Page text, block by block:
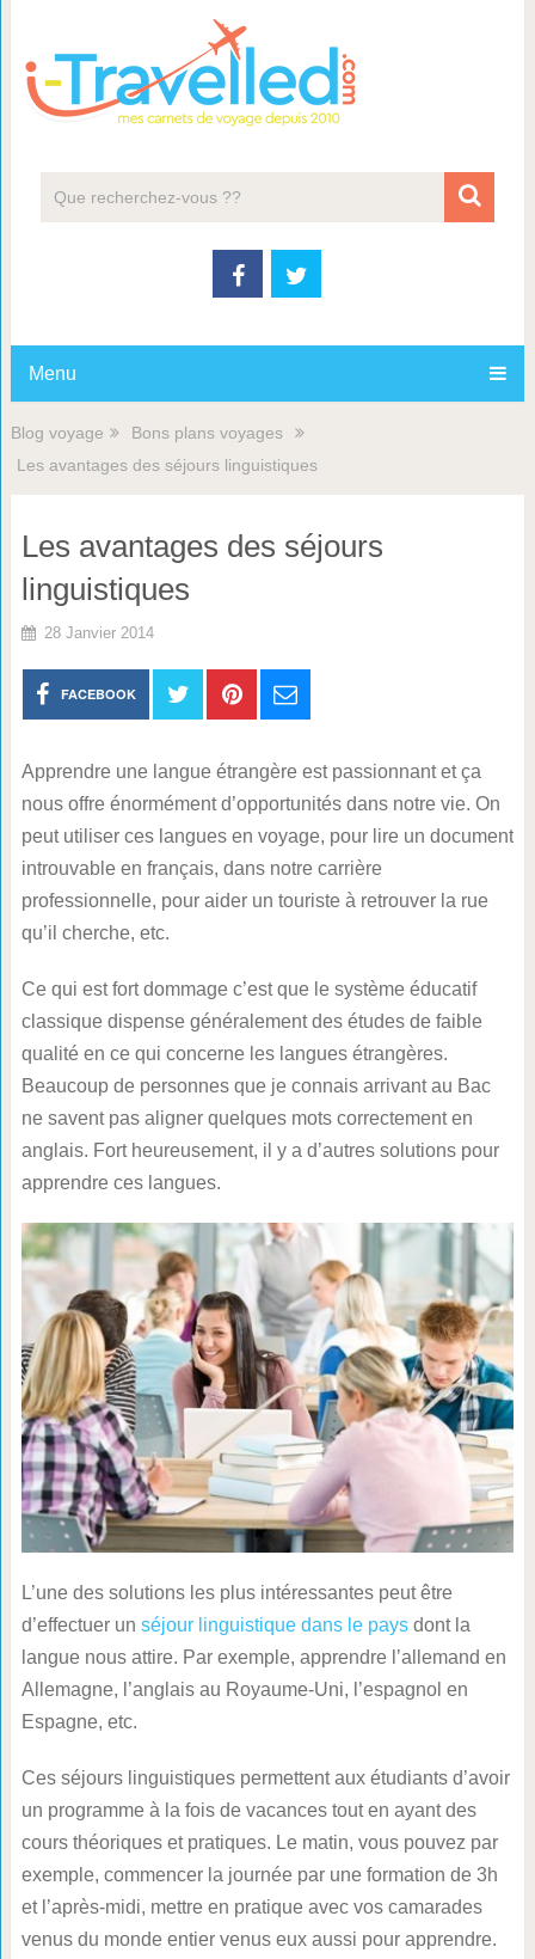
Menu
Blog voyage
Bons plans voyages
Les avantages des séjours linguistiques
Les avantages des séjours
linguistiques
28 Janvier 2014
FACEBOOK
Apprendre une langue étrangère est passionnant et ça
nous offre énormément d’opportunités dans notre vie. On
peut utiliser ces langues en voyage, pour lire un document
introuvable en français, dans notre carrière
professionnelle, pour aider un touriste à retrouver la rue
qu’il cherche, etc.
Ce qui est fort dommage c’est que le système éducatif
classique dispense généralement des études de faible
qualité en ce qui concerne les langues étrangères.
Beaucoup de personnes que je connais arrivant au Bac
ne savent pas aligner quelques mots correctement en
anglais. Fort heureusement, il y a d’autres solutions pour
apprendre ces langues.
L’une des solutions les plus intéressantes peut être
d’effectuer un séjour linguistique dans le paysdont la
langue nous attire. Par exemple, apprendre l’allemand en
Allemagne, l’anglais au Royaume-Uni, l’espagnol en
Espagne, etc.
Ces séjours linguistiques permettent aux étudiants d’avoir
un programme à la fois de vacances tout en ayant des
cours théoriques et pratiques. Le matin, vous pouvez par
exemple, commencer la journée par une formation de 3h
et l’après-midi, mettre en pratique avec vos camarades
venus du monde entier venus eux aussi pour apprendre.